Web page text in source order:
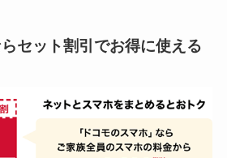
セット割引でお得に使える